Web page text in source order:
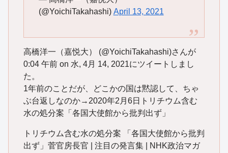
(@YoichiTakahashi) April 13, 2021
高橋洋一（嘉悦大） (@YoichiTakahashi)さんが
0:04 午前 on 水, 4月 14, 2021にツイートしまし
た。
1年前のことだが、どこかの国は黙認して、ちゃ
ぶ台返しなのか→2020年2月6日トリチウム含む
水の処分案「各国大使館から批判出ず」
トリチウム含む水の処分案 「各国大使館から批判
出ず」菅官房長官 | 注目の発言集 | NHK政治マガ